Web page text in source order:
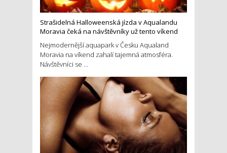
Strašidelná Halloweenská jízda v Aqualandu
Moravia čeká na návštěvníky už tento víkend
Nejmodernější aquapark v Česku Aqualand
Moravia na víkend zahalí tajemná atmosféra.
Návštěvníci se ...